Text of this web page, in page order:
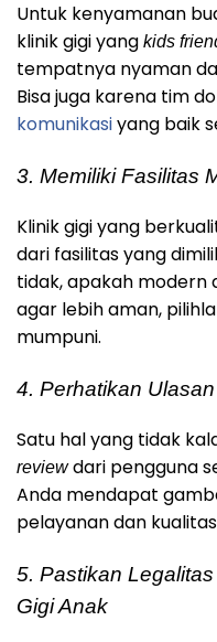
Untuk kenyamanan
klinik gigi yang kids
tempatnya nyaman
Bisa juga karena tim
komunikasiyang baik
3. Memiliki Fasilitas
Klinik gigi yang
dari fasilitas yang
tidak, apakah modern
agar lebih aman,
mumpuni.
4. Perhatikan Ulasan
Satu hal yang tidak
reviewdari pengguna
Anda mendapat
pelayanan dan
5. Pastikan
Gigi Anak